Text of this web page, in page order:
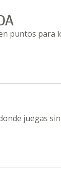
puntos para
juegas